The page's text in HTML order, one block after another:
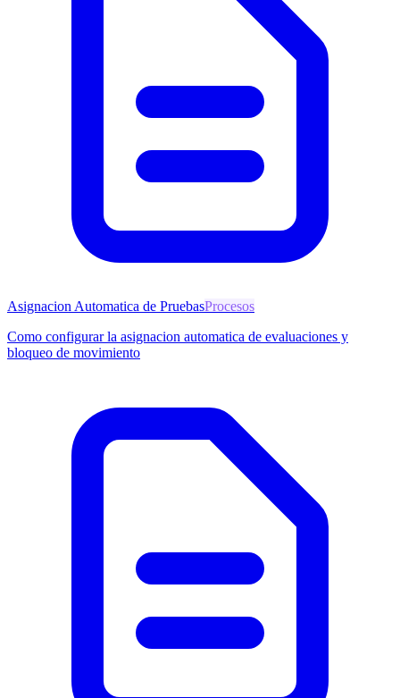
Asignacion Automatica de PruebasProcesos
Como configurar la asignacion automatica de evaluaciones y
bloqueo de movimiento